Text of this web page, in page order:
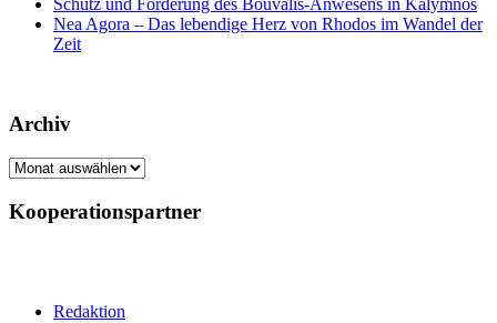
Nea Agora – Das lebendige Herz von Rhodos im Wandel der
Zeit
Archiv
Archiv
Kooperationspartner
Redaktion